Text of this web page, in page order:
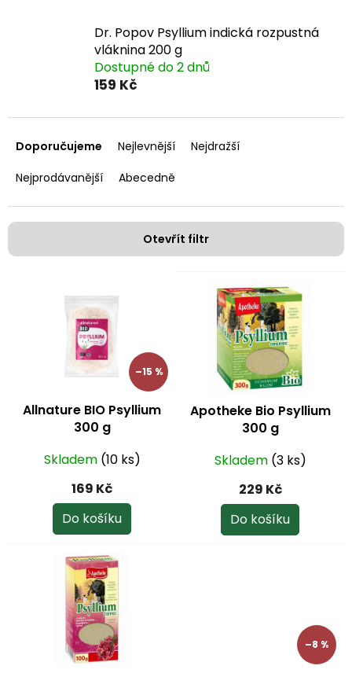
Dr. Popov Psyllium indická rozpustná
vláknina 200 g
Dostupné do 2 dnů
159 Kč
a
e
í
p
r
Doporučujeme Nejlevnější
Nejdražší
Nejprodávanější
Abecedně
Otevřít filtr
–15 %
Allnature BIO Psyllium
300 g
Skladem (10 ks)
169 Kč
Do košíku
Apotheke Bio Psyllium
300 g
Skladem (3 ks)
229 Kč
Do košíku
–8 %